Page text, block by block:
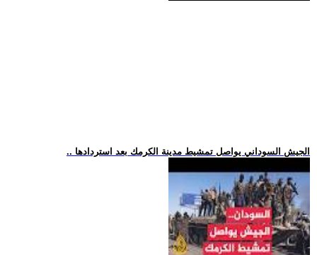
.. الجيش السوداني يواصل تمشيط مدينة الكرمك بعد استردادها